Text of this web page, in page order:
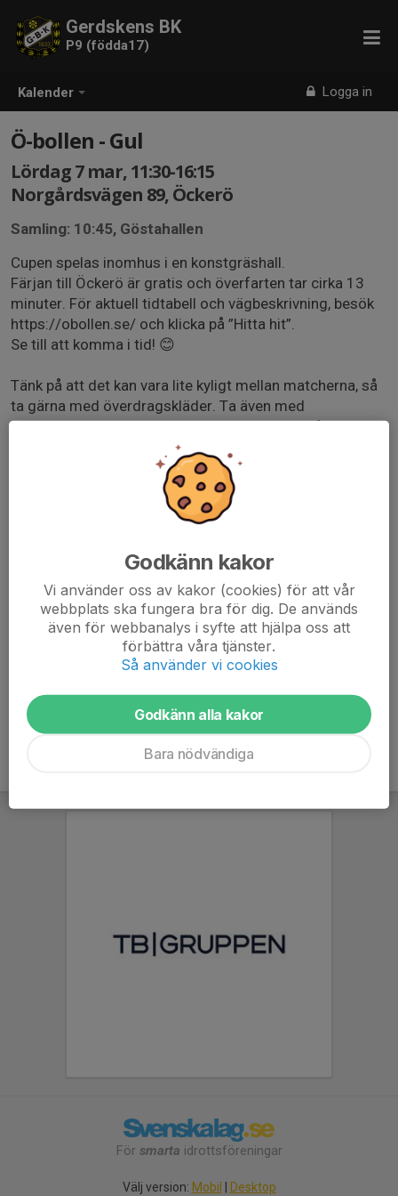
Kalender Logga in
Gerdskens BK
P9 (födda17)
Ö-bollen - Gul
Lördag 7 mar, 11:30-16:15
Norgårdsvägen 89, Öckerö
Samling: 10:45, Göstahallen
Cupen spelas inomhus i en konstgräshall.
Färjan till Öckerö är gratis och överfarten tar cirka 13
minuter. För aktuell tidtabell och vägbeskrivning, besök
https://obollen.se/⁠ och klicka på ”Hitta hit”.
Se till att komma i tid! 😊
Tänk på att det kan vara lite kyligt mellan matcherna, så
ta gärna med överdragskläder. Ta även med
träningsskor att använda mellan matcherna, eftersom
dubbskor inte är tillåtna inne i caféet där det finns
möjlighet att köpa både fika och lunch.
kl. 14:15 - Lunden ÖBK:Svart
kl. 15:00 - Mölnlycke IF:Vit
kl. 16:00 - Särö IK:1
procup.se/cup/39390.htm
För smarta idrottsföreningar
Välj version: Mobil Desktop
Godkänn kakor
Vi använder oss av kakor (cookies) för att vår
webbplats ska fungera bra för dig. De används
även för webbanalys i syfte att hjälpa oss att
förbättra våra tjänster.
Så använder vi cookies
Godkänn alla kakor
Bara nödvändiga